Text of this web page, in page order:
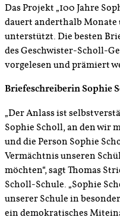
Das Projekt „100 Jahre
dauert anderthalb Monate
unterstützt. Die besten
des Geschwister-Scholl-
vorgelesen und prämiert
Briefeschreiberin Sophie
„Der Anlass ist
Sophie Scholl, an den wir
und die Person Sophie
Vermächtnis unseren
möchten“, sagt Thomas
Scholl-Schule. „Sophie
unserer Schule in
ein demokratisches